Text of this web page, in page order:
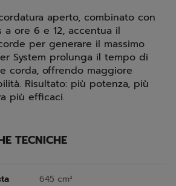
aperto, combinato con
a ore 6 e 12, accentua il
per generare il massimo
System prolunga il tempo di
corda, offrendo maggiore
Risultato: più potenza, più
più efficaci.
TECNICHE
645 cm²